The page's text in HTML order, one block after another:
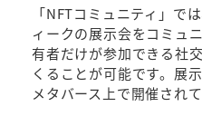
「NFTコミュニティ」で
ィークの展示会をコミュ
有者だけが参加できる社
くることが可能です。展
メタバース上で開催されて